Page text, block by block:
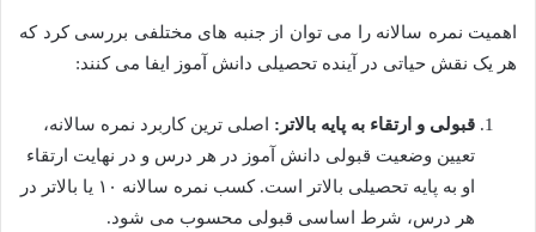
اهمیت نمره سالانه را می توان از جنبه های مختلفی بررسی کرد که
هر یک نقش حیاتی در آینده تحصیلی دانش آموز ایفا می کنند:
قبولی و ارتقاء به پایه بالاتر: اصلی ترین کاربرد نمره سالانه،
تعیین وضعیت قبولی دانش آموز در هر درس و در نهایت ارتقاء
او به پایه تحصیلی بالاتر است. کسب نمره سالانه ۱۰ یا بالاتر در
هر درس، شرط اساسی قبولی محسوب می شود.